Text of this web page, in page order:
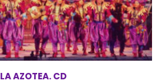
LA AZOTEA. CD